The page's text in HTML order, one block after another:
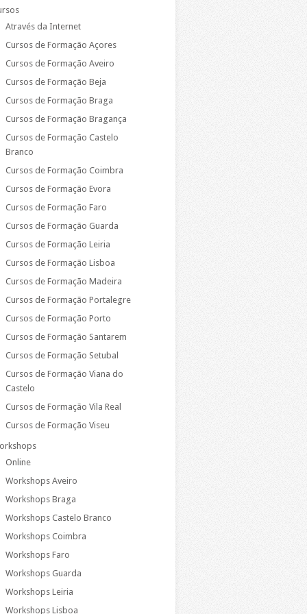
Através da Internet
Cursos de Formação Açores
Cursos de Formação Aveiro
Cursos de Formação Beja
Cursos de Formação Braga
Cursos de Formação Bragança
Cursos de Formação Castelo
Branco
Cursos de Formação Coimbra
Cursos de Formação Evora
Cursos de Formação Faro
Cursos de Formação Guarda
Cursos de Formação Leiria
Cursos de Formação Lisboa
Cursos de Formação Madeira
Cursos de Formação Portalegre
Cursos de Formação Porto
Cursos de Formação Santarem
Cursos de Formação Setubal
Cursos de Formação Viana do
Castelo
Cursos de Formação Vila Real
Cursos de Formação Viseu
Online
Workshops Aveiro
Workshops Braga
Workshops Castelo Branco
Workshops Coimbra
Workshops Faro
Workshops Guarda
Workshops Leiria
Workshops Lisboa